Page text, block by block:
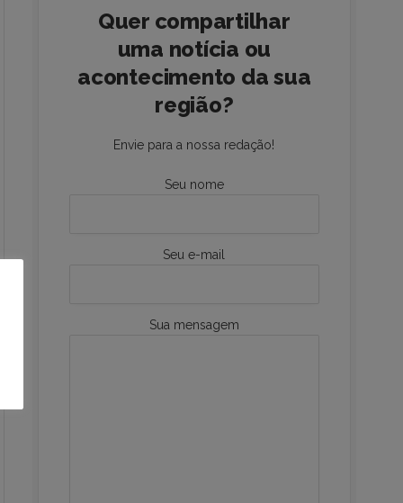
Quer compartilhar
uma notícia ou
acontecimento da sua
região?
Envie para a nossa redação!
Seu nome
Seu e-mail
Sua mensagem